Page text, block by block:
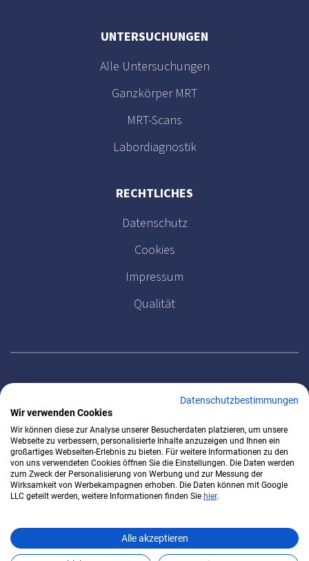
UNTERSUCHUNGEN
Alle Untersuchungen
Ganzkörper MRT
MRT-Scans
Labordiagnostik
RECHTLICHES
Datenschutz
Cookies
Impressum
Qualität
MELDEN SIE SICH FÜR UNSEREN NEWSLETTER AN
DirectClinics 2026 - alle Rechte vorbehalten
Datenschutzbestimmungen
Wir verwenden Cookies
Wir können diese zur Analyse unserer Besucherdaten platzieren, um unsere
Webseite zu verbessern, personalisierte Inhalte anzuzeigen und Ihnen ein
großartiges Webseiten-Erlebnis zu bieten. Für weitere Informationen zu den
von uns verwendeten Cookies öffnen Sie die Einstellungen. Die Daten werden
zum Zweck der Personalisierung von Werbung und zur Messung der
Wirksamkeit von Werbekampagnen erhoben. Die Daten können mit Google
LLC geteilt werden, weitere Informationen finden Sie hier.
Alle akzeptieren